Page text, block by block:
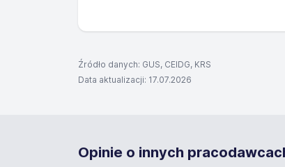
Źródło danych: GUS, CEIDG, KRS
Data aktualizacji: 17.07.2026
Opinie o innych